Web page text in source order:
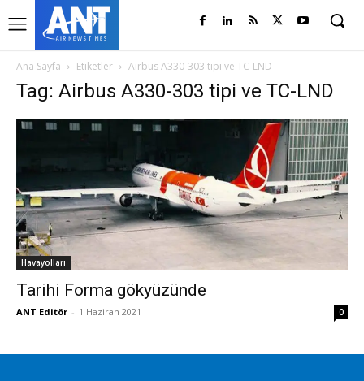
Ana Sayfa Etiketler Airbus A330-303 tipi ve TC-LND
Tag: Airbus A330-303 tipi ve TC-LND
Havayolları
Tarihi Forma gökyüzünde
ANT Editör - 1 Haziran 2021 0